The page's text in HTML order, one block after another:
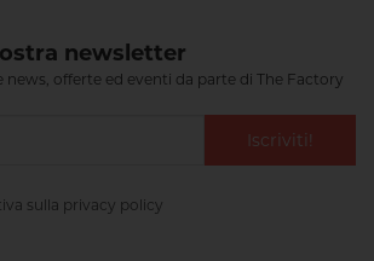
newsletter
news, offerte ed eventi da parte di The Factory
Iscriviti!
sulla privacy policy